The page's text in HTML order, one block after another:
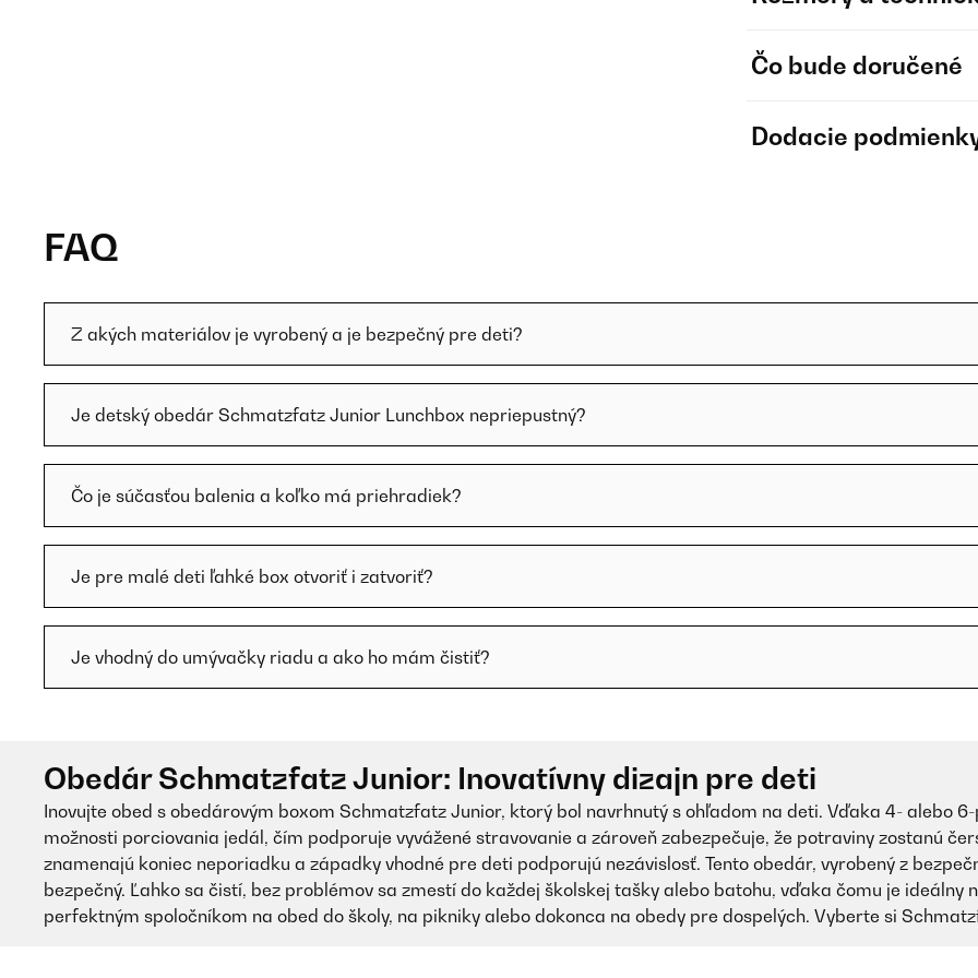
Čo bude doručené
Dodacie
FAQ
Z akých materiálov je vyrobený a je bezpečný pre deti?
Je detský obedár Schmatzfatz Junior Lunchbox nepriepustný?
Čo je súčasťou balenia a koľko má priehradiek?
Je pre malé deti ľahké box otvoriť i zatvoriť?
Je vhodný do umývačky riadu a ako ho mám čistiť?
Obedár Schmatzfatz Junior: Inovatívny dizajn pre deti
Inovujte obed s obedárovým boxom Schmatzfatz Junior, ktorý bol navrhnutý s ohľadom na deti. Vďaka 4- alebo
možnosti porciovania jedál, čím podporuje vyvážené stravovanie a zároveň zabezpečuje, že potraviny zostanú
znamenajú koniec neporiadku a západky vhodné pre deti podporujú nezávislosť. Tento obedár, vyrobený z
bezpečný. Ľahko sa čistí, bez problémov sa zmestí do každej školskej tašky alebo batohu, vďaka čomu je
perfektným spoločníkom na obed do školy, na pikniky alebo dokonca na obedy pre dospelých. Vyberte si